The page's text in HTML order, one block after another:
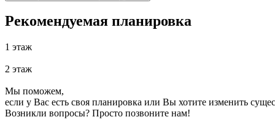
Рекомендуемая планировка
1 этаж
2 этаж
Мы поможем,
если у Вас есть своя планировка или Вы хотите изменить
Возникли вопросы? Просто позвоните нам!